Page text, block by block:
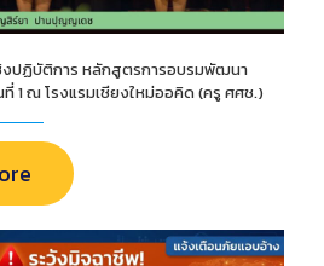
งปฏิบัติการ หลักสูตรการอบรมพัฒนา
1 ณ โรงแรมเชียงใหม่ออคิด (ครู ศศช.)